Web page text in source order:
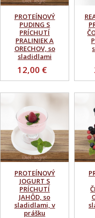
PROTEÍNOVÝ
PUDING S
PRÍCHUTÍ
PRALINIEK A
ORECHOV, so
sladidlami
12,00 €
PROTEÍNOVÝ
JOGURT S
PRÍCHUTÍ
JAHÔD, so
sladidlami, v
prášku